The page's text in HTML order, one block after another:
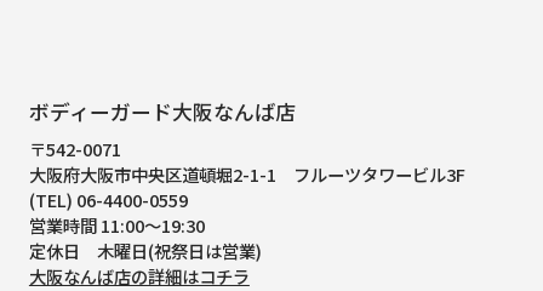
ボディーガード大阪なんば店
〒542-0071
大阪府大阪市中央区道頓堀2-1-1
フルーツタワービル3F
(TEL) 06-4400-0559
営業時間 11:00～19:30
定休日 木曜日(祝祭日は営業)
大阪なんば店の詳細はコチラ